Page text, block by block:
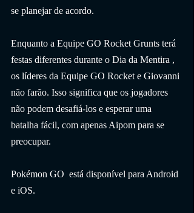
se planejar de acordo.
Enquanto a Equipe GO Rocket Grunts terá
festas diferentes durante o Dia da Mentira ,
os líderes da Equipe GO Rocket e Giovanni
não farão. Isso significa que os jogadores
não podem desafiá-los e esperar uma
batalha fácil, com apenas Aipom para se
preocupar.
Pokémon GO  está disponível para Android
e iOS.